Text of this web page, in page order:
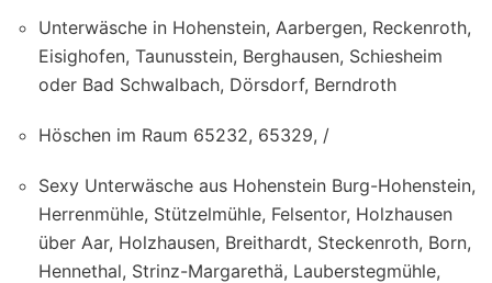
Unterwäsche in Hohenstein, Aarbergen, Reckenroth,
Eisighofen, Taunusstein, Berghausen, Schiesheim
oder Bad Schwalbach, Dörsdorf, Berndroth
Höschen im Raum 65232, 65329, /
Sexy Unterwäsche aus Hohenstein Burg-Hohenstein,
Herrenmühle, Stützelmühle, Felsentor, Holzhausen
über Aar, Holzhausen, Breithardt, Steckenroth, Born,
Hennethal, Strinz-Margarethä, Lauberstegmühle,